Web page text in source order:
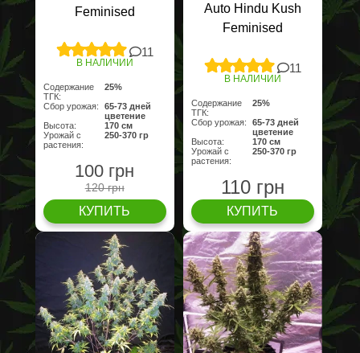
Feminised
11
В НАЛИЧИИ
Содержание
ТГК:
25%
Сбор урожая:
65-73 дней
цветение
Высота:
170 cм
Урожай с
растения:
250-370 гр
100 грн
120 грн
КУПИТЬ
Auto Hindu Kush
Feminised
11
В НАЛИЧИИ
Содержание
ТГК:
25%
Сбор урожая:
65-73 дней
цветение
Высота:
170 cм
Урожай с
растения:
250-370 гр
110 грн
КУПИТЬ